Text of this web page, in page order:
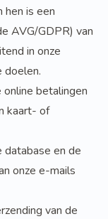
hen is een
AVG/GDPR) van
in onze
doelen.
betalingen
kaart- of
en de
onze e-mails
van de